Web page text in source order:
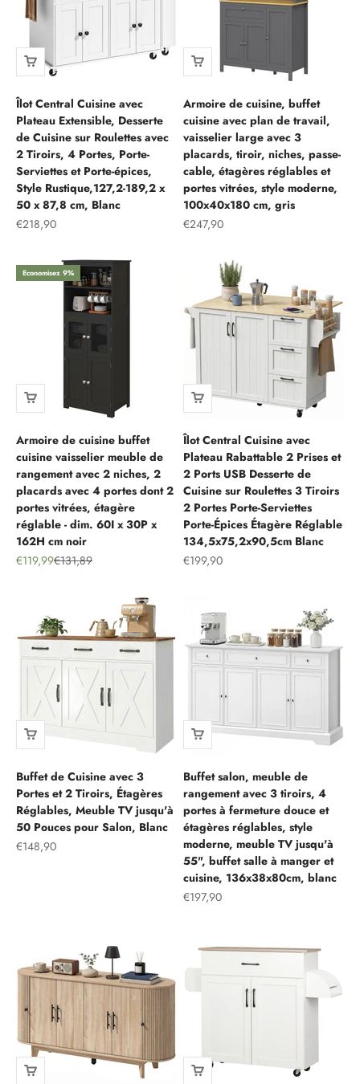
Îlot Central Cuisine avec
Plateau Extensible, Desserte
de Cuisine sur Roulettes avec
2 Tiroirs, 4 Portes, Porte-
Serviettes et Porte-épices,
Style Rustique,127,2-189,2 x
50 x 87,8 cm, Blanc
Prix de vente
€218,90
Armoire de cuisine, buffet
cuisine avec plan de travail,
vaisselier large avec 3
placards, tiroir, niches, passe-
cable, étagères réglables et
portes vitrées, style moderne,
100x40x180 cm, gris
Prix de vente
€247,90
Economisez 9%
Armoire de cuisine buffet
cuisine vaisselier meuble de
rangement avec 2 niches, 2
placards avec 4 portes dont 2
portes vitrées, étagère
réglable - dim. 60I x 30P x
162H cm noir
Prix de vente
€119,99Prix normal
€131,89
Îlot Central Cuisine avec
Plateau Rabattable 2 Prises et
2 Ports USB Desserte de
Cuisine sur Roulettes 3 Tiroirs
2 Portes Porte-Serviettes
Porte-Épices Étagère Réglable
134,5x75,2x90,5cm Blanc
Prix de vente
€199,90
Buffet de Cuisine avec 3
Portes et 2 Tiroirs, Étagères
Réglables, Meuble TV jusqu'à
50 Pouces pour Salon, Blanc
Prix de vente
€148,90
Buffet salon, meuble de
rangement avec 3 tiroirs, 4
portes à fermeture douce et
étagères réglables, style
moderne, meuble TV jusqu'à
55", buffet salle à manger et
cuisine, 136x38x80cm, blanc
Prix de vente
€197,90